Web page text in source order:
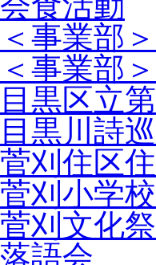
＜事業部
＜事業部
目黒区立
目黒川詩
菅刈住区
菅刈小学
菅刈文化祭
落語会